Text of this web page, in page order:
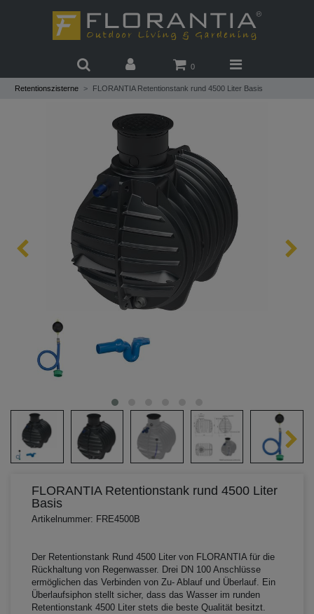
0
Retentionszisterne FLORANTIA Retentionstank rund 4500 Liter Basis
FLORANTIA Retentionstank rund 4500 Liter
Basis
Artikelnummer: FRE4500B
Der Retentionstank Rund 4500 Liter von FLORANTIA für die
Rückhaltung von Regenwasser. Drei DN 100 Anschlüsse
ermöglichen das Verbinden von Zu- Ablauf und Überlauf. Ein
Überlaufsiphon stellt sicher, dass das Wasser im runden
Retentionstank 4500 Liter stets die beste Qualität besitzt.